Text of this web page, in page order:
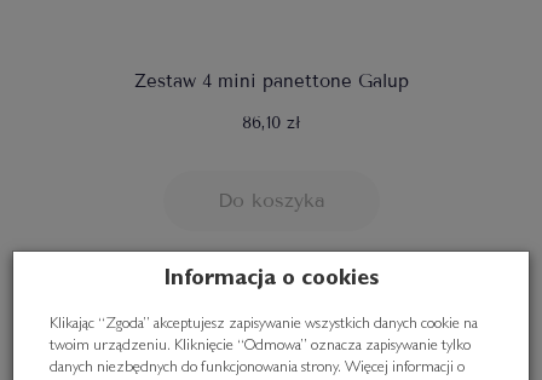
Zestaw 4 mini panettone Galup
86,10 zł
Do koszyka
Informacja o cookies
Klikając “Zgoda” akceptujesz zapisywanie wszystkich danych cookie na
twoim urządzeniu. Kliknięcie “Odmowa” oznacza zapisywanie tylko
danych niezbędnych do funkcjonowania strony. Więcej informacji o